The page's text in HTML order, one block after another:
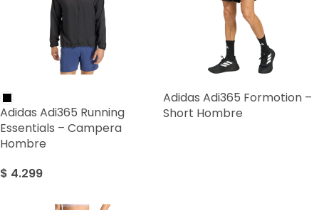
Adidas Adi365 Running
Essentials – Campera
Hombre
$ 4.299
Adidas Adi365 Formotion –
Short Hombre